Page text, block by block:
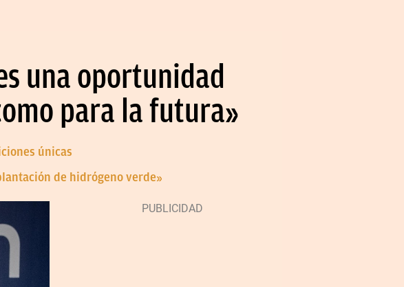
una oportunidad
para la futura»
únicas
de hidrógeno verde»